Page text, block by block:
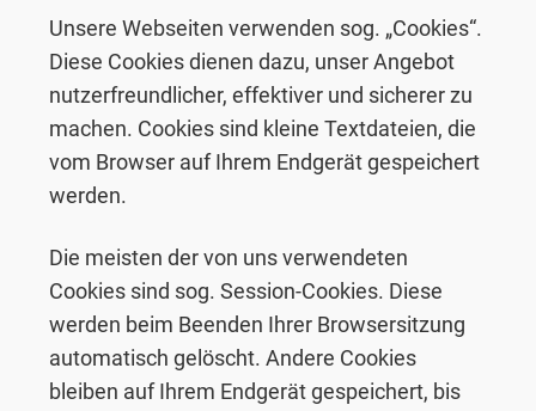
Unsere Webseiten verwenden sog. „Cookies“.
Diese Cookies dienen dazu, unser Angebot
nutzerfreundlicher, effektiver und sicherer zu
machen. Cookies sind kleine Textdateien, die
vom Browser auf Ihrem Endgerät gespeichert
werden.
Die meisten der von uns verwendeten
Cookies sind sog. Session-Cookies. Diese
werden beim Beenden Ihrer Browsersitzung
automatisch gelöscht. Andere Cookies
bleiben auf Ihrem Endgerät gespeichert, bis